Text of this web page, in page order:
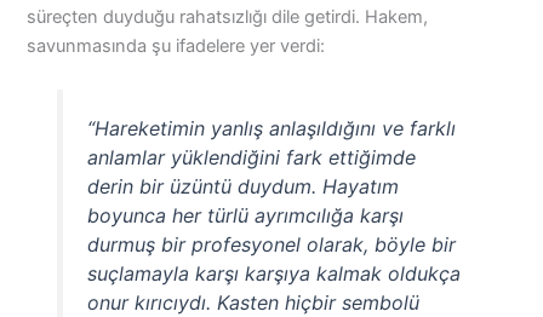
süreçten duyduğu rahatsızlığı dile getirdi. Hakem,
savunmasında şu ifadelere yer verdi:
“Hareketimin yanlış anlaşıldığını ve farklı
anlamlar yüklendiğini fark ettiğimde
derin bir üzüntü duydum. Hayatım
boyunca her türlü ayrımcılığa karşı
durmuş bir profesyonel olarak, böyle bir
suçlamayla karşı karşıya kalmak oldukça
onur kırıcıydı. Kasten hiçbir sembolü